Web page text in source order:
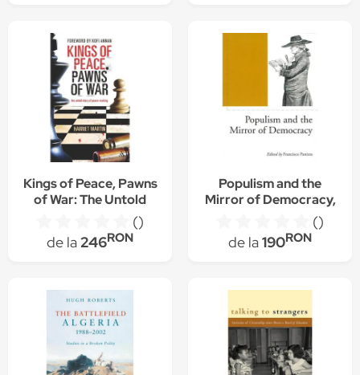
Kings of Peace, Pawns
of War: The Untold
Story of Peace-
Making, Harriet Martin
(Author)
()
de la246RON
Populism and the
Mirror of Democracy,
Francisco Panizza
(Editor)
()
de la190RON